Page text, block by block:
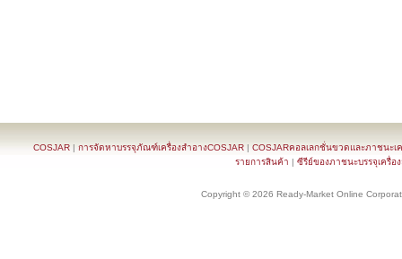
COSJAR | การจัดหาบรรจุภัณฑ์เครื่องสำอางCOSJAR | COSJARคอลเลกชั่นขวดและภาชนะเ
รายการสินค้า | ซีรีย์ของภาชนะบรรจุเครื่อ
Copyright © 2026 Ready-Market Online